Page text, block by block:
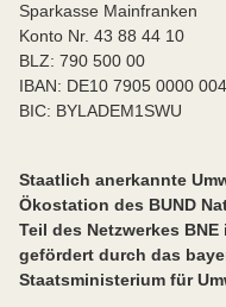
Sparkasse Mainfranken
Konto Nr. 43 88 44 10
BLZ: 790 500 00
IBAN: DE10 7905 0000
BIC: BYLADEM1SWU
Staatlich anerkannte
Ökostation des BUND
Teil des Netzwerkes BNE
gefördert durch das
Staatsministerium für